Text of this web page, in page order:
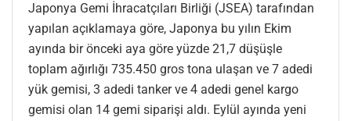
Japonya Gemi İhracatçıları Birliği (JSEA) tarafından
yapılan açıklamaya göre, Japonya bu yılın Ekim
ayında bir önceki aya göre yüzde 21,7 düşüşle
toplam ağırlığı 735.450 gros tona ulaşan ve 7 adedi
yük gemisi, 3 adedi tanker ve 4 adedi genel kargo
gemisi olan 14 gemi siparişi aldı. Eylül ayında yeni